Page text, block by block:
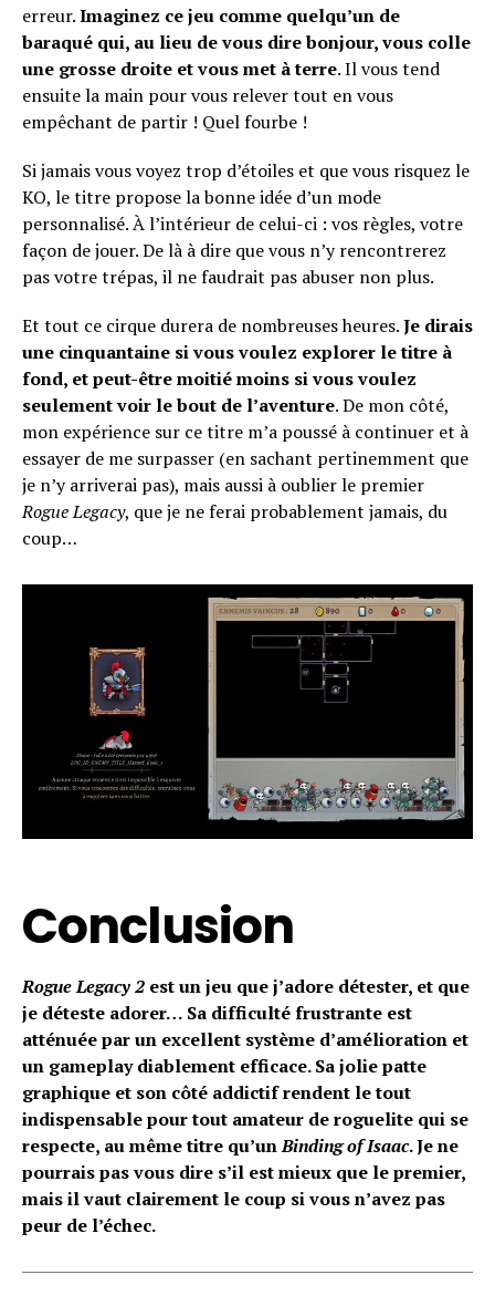
erreur.Imaginez ce jeu comme quelqu’un de
baraqué qui, au lieu de vous dire bonjour, vous colle
une grosse droite et vous met à terre. Il vous tend
ensuite la main pour vous relever tout en vous
empêchant de partir ! Quel fourbe !
Si jamais vous voyez trop d’étoiles et que vous risquez le
KO, le titre propose la bonne idée d’un mode
personnalisé. À l’intérieur de celui-ci : vos règles, votre
façon de jouer. De là à dire que vous n’y rencontrerez
pas votre trépas, il ne faudrait pas abuser non plus.
Et tout ce cirque durera de nombreuses heures.Je dirais
une cinquantaine si vous voulez explorer le titre à
fond, et peut-être moitié moins si vous voulez
seulement voir le bout de l’aventure. De mon côté,
mon expérience sur ce titre m’a poussé à continuer et à
essayer de me surpasser (en sachant pertinemment que
je n’y arriverai pas), mais aussi à oublier le premier
Rogue Legacy, que je ne ferai probablement jamais, du
coup…
Conclusion
Rogue Legacy 2 est un jeu que j’adore détester, et que
je déteste adorer… Sa difficulté frustrante est
atténuée par un excellent système d’amélioration et
un gameplay diablement efficace. Sa jolie patte
graphique et son côté addictif rendent le tout
indispensable pour tout amateur de roguelite qui se
respecte, au même titre qu’unBinding of Isaac. Je ne
pourrais pas vous dire s’il est mieux que le premier,
mais il vaut clairement le coup si vous n’avez pas
peur de l’échec.
Flipboard
Pinterest
Whatsapp
Email